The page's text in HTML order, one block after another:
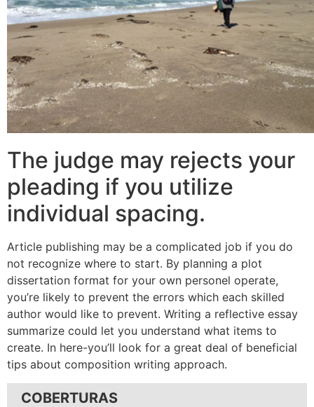
The judge may rejects your
pleading if you utilize
individual spacing.
Article publishing may be a complicated job if you do
not recognize where to start. By planning a plot
dissertation format for your own personel operate,
you’re likely to prevent the errors which each skilled
author would like to prevent. Writing a reflective essay
summarize could let you understand what items to
create. In here-you’ll look for a great deal of beneficial
tips about composition writing approach.
COBERTURAS